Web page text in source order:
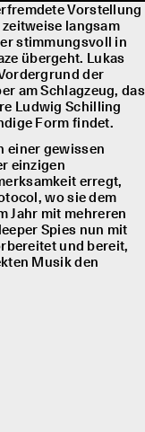
Vorstellung
langsam
stimmungsvoll in
übergeht. Lukas
der
am Schlagzeug, das
Ludwig Schilling
Form findet.
einer gewissen
einzigen
erregt,
wo sie dem
Jahr mit mehreren
Spies nun mit
und bereit,
Musik den